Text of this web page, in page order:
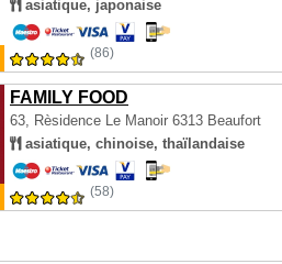
asiatique, japonaise
(86)
FAMILY FOOD
63, Rèsidence Le Manoir 6313 Beaufort
asiatique, chinoise, thaïlandaise
(58)